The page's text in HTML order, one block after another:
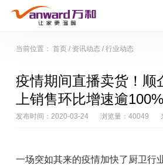
当前位置： 首页/ 资讯动态 / 行业动态
疫情期间直播卖货！顺
上销售环比增速逾100%
发布时间：2020-03-24 浏览量：40049
一场突如其来的疫情加快了厨卫行